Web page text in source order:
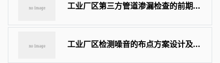
工业厂区第三方管道渗漏检查的前期...
工业厂区检测噪音的布点方案设计及...